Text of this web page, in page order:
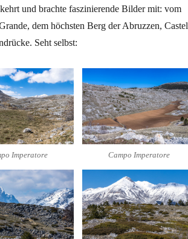
und brachte faszinierende Bilder mit: vom
dem höchsten Berg der Abruzzen, Castel
Seht selbst:
Imperatore Campo Imperatore